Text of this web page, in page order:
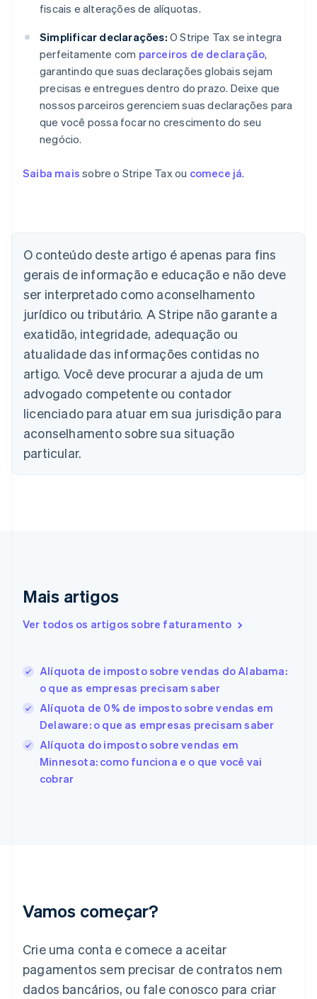
fiscais e alterações de alíquotas.
Simplificar declarações: O Stripe Tax se integra
perfeitamente com parceiros de declaração,
garantindo que suas declarações globais sejam
precisas e entregues dentro do prazo. Deixe que
nossos parceiros gerenciem suas declarações para
que você possa focar no crescimento do seu
negócio.
Saiba mais sobre o Stripe Tax ou comece já.
O conteúdo deste artigo é apenas para fins
gerais de informação e educação e não deve
ser interpretado como aconselhamento
jurídico ou tributário. A Stripe não garante a
exatidão, integridade, adequação ou
atualidade das informações contidas no
artigo. Você deve procurar a ajuda de um
advogado competente ou contador
licenciado para atuar em sua jurisdição para
aconselhamento sobre sua situação
particular.
Mais artigos
Ver todos os artigos sobre faturamento
Alíquota de imposto sobre vendas do Alabama:
o que as empresas precisam saber
Alíquota de 0% de imposto sobre vendas em
Delaware: o que as empresas precisam saber
Alíquota do imposto sobre vendas em
Minnesota: como funciona e o que você vai
cobrar
Vamos começar?
Crie uma conta e comece a aceitar
pagamentos sem precisar de contratos nem
dados bancários, ou fale conosco para criar
Alemanha
DeutschEnglish
Austrália
English
Áustria
Deutsch English
Bélgica
Nederlands Français DeutschEnglish
Brasil
Bulgária
English
Canadá
China continental
Eslováquia
English
Eslovênia
EspañolEnglish
Estados Unidos
English Español 简体中文
Estônia
English
Finlândia
EnglishSvenska
França
Irlanda
Itália
English
Japão
日本語English